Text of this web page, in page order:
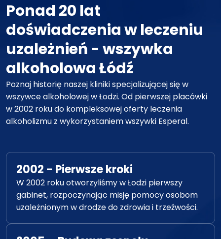
Ponad 20 lat
doświadczenia w leczeniu
uzależnień - wszywka
alkoholowa Łódź
Poznaj historię naszej kliniki specjalizującej się w
wszywce alkoholowej w Łodzi. Od pierwszej placówki
w 2002 roku do kompleksowej oferty leczenia
alkoholizmu z wykorzystaniem wszywki Esperal.
2002 - Pierwsze kroki
W 2002 roku otworzyliśmy w Łodzi pierwszy
gabinet, rozpoczynając misję pomocy osobom
uzależnionym w drodze do zdrowia i trzeźwości.